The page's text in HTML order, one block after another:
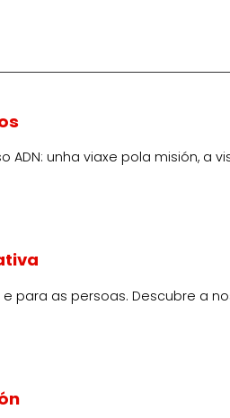
ADN: unha viaxe pola misión, a
e para as persoas. Descubre a